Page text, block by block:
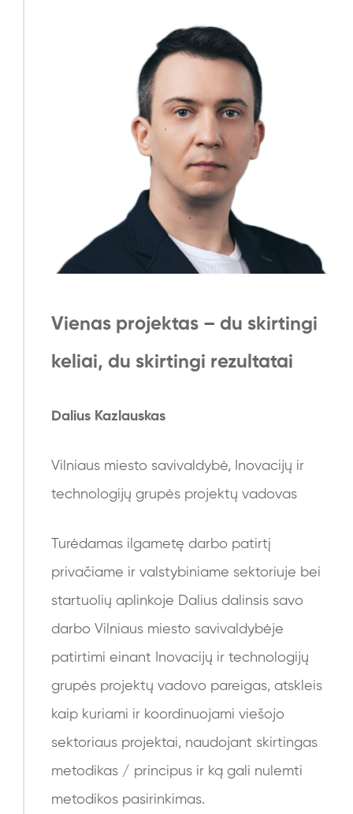
Vienas projektas – du skirtingi
keliai, du skirtingi rezultatai
Dalius Kazlauskas
Vilniaus miesto savivaldybė, Inovacijų ir
technologijų grupės projektų vadovas
Turėdamas ilgametę darbo patirtį
privačiame ir valstybiniame sektoriuje bei
startuolių aplinkoje Dalius dalinsis savo
darbo Vilniaus miesto savivaldybėje
patirtimi einant Inovacijų ir technologijų
grupės projektų vadovo pareigas, atskleis
kaip kuriami ir koordinuojami viešojo
sektoriaus projektai, naudojant skirtingas
metodikas / principus ir ką gali nulemti
metodikos pasirinkimas.